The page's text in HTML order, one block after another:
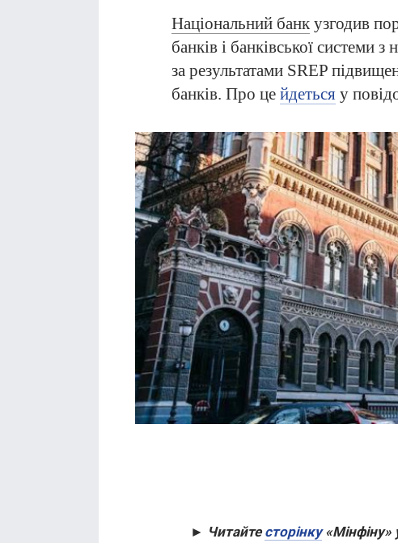
Національний банк узгодив
банків і банківської системи
за результатами SREP
банків. Про це йдеться у
► Читайте сторінку«Мінфіну»